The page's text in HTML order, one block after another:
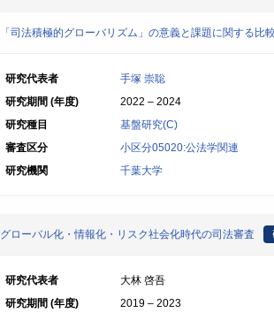
「司法積極的グローバリズム」の意義と課題に関する比
研究代表者
手塚 崇聡
研究期間 (年度)
2022 – 2024
研究種目
基盤研究(C)
審査区分
小区分05020:公法学関連
研究機関
千葉大学
グローバル化・情報化・リスク社会化時代の司法審査
研究代表者
大林 啓吾
研究期間 (年度)
2019 – 2023